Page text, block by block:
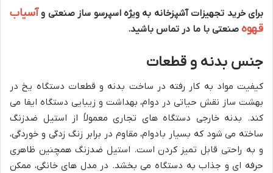
برای خرید تجهیزات آشپزخانه به ویژه اسپرسو ساز صنعتی وآسیاب
قهوه صنعتی با ما در تماس باشید.
جنس بدنه و قطعات
کیفیت مواد به کار رفته در ساخت بدنه و قطعات دستگاه یخ در
بهشت ساز نقش حیاتی در دوام، بهداشت و زیبایی دستگاه ایفا می
کند. بدنه خارجی دستگاه های تجاری معمولاً از استیل ضدزنگ
ساخته می شود که بسیار بادوام، مقاوم در برابر زنگ زدگی و خوردگی،
و به راحتی قابل تمیز کردن است. استیل ضدزنگ همچنین ظاهری
حرفه ای و جذاب به دستگاه می بخشد. در مدل های خانگی، ممکن